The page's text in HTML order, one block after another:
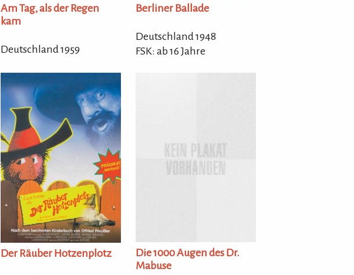
Am Tag, als der Regen
kam
Deutschland 1959
Berliner Ballade
Deutschland 1948
FSK: ab 16 Jahre
Der Räuber Hotzenplotz
Die 1000 Augen des Dr.
Mabuse